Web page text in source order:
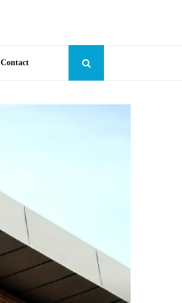
Contact